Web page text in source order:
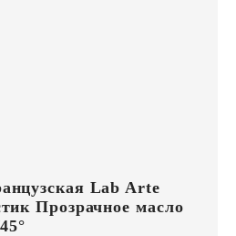
Lab Arte
Прозрачное масло